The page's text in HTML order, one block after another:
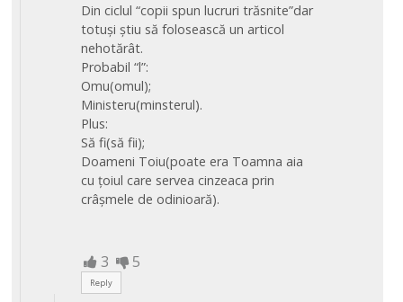
Din ciclul “copii spun lucruri trăsnite”dar
totuși știu să folosească un articol
nehotărât.
Probabil “l”:
Omu(omul);
Ministeru(minsterul).
Plus:
Să fi(să fii);
Doameni Toiu(poate era Toamna aia
cu țoiul care servea cinzeaca prin
crâșmele de odinioară).
3 5
Reply